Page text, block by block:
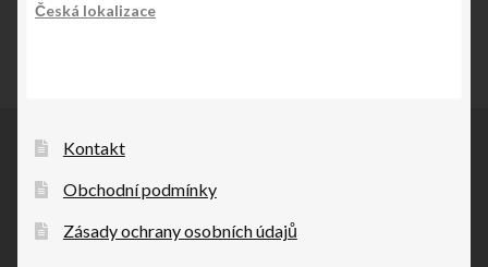
Česká lokalizace
Kontakt
Obchodní podmínky
Zásady ochrany osobních údajů